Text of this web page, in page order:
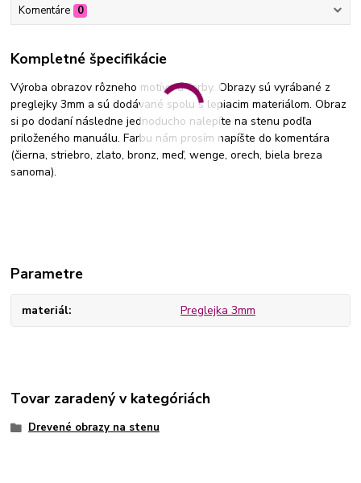
Komentáre 0
Kompletné špecifikácie
Výroba obrazov rôzneho motívu a farby. Obrazy sú vyrábané z
preglejky 3mm a sú dodávané spolu s lepiacim materiálom. Obraz
si po dodaní následne jednoducho nalepíte na stenu podľa
priloženého manuálu. Farbu nám prosím napíšte do komentára
(čierna, striebro, zlato, bronz, meď, wenge, orech, biela breza
sanoma).
Parametre
materiál Preglejka 3mm
Tovar zaradený v kategóriách
Drevené obrazy na stenu